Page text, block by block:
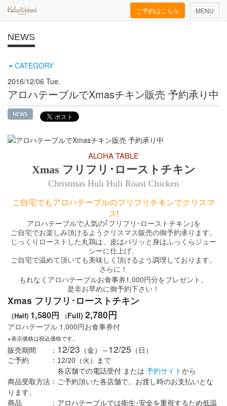
Toggle
navigation
MENU
ご予約はこちら
NEWS
CATEGORY
2016/12/06 Tue.
アロハテーブルでXmasチキン販売 予約承り中
NEWS
ALOHA TABLE
Xmas フリフリ･ローストチキン
Christmas Huli Huli Roast Chicken
ご自宅でもアロハテーブルのフリフリチキンでクリスマ
ス!
アロハテーブルで人気の｢フリフリ･ローストチキン｣を
ご自宅でお楽しみ頂けるようクリスマス販売の御予約承ります。
じっくりローストした丸鶏は、皮はパリッと身はふっくらジュー
シーに仕上げ、
ご自宅で温めて頂いても美味しく頂けるよう調理しております。
さらに！
もれなくアロハテーブルお食事券1,000 円分をプレゼント。
是非お早めに御予約下さい！
Xmas フリフリ･ローストチキン
（Half) 1,580円 （Full) 2,780円
アロハテーブル 1,000 円 お食事券付
※表示価格は税込価格です。
販売期間 ： 12/23 （金）～ 12/25 （日）
ご予約 ：12/20（火）まで
各店舗での電話受付 または 予約サイトから
商品受取方法：ご予約頂いた各店舗で。お渡し時のお支払いとな
ります。
商品 ：アロハテーブルでは衛生･安全を重視するため低温